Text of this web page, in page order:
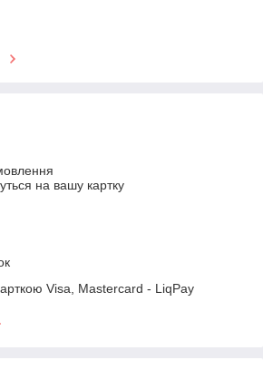
на вашу картку
Visa, Mastercard - LiqPay